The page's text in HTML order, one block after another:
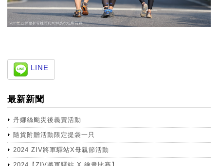
LINE
最新新聞
丹娜絲颱災後義賣活動
隨貨附贈活動限定提袋一只
2024 ZIV將軍驛站X母親節活動